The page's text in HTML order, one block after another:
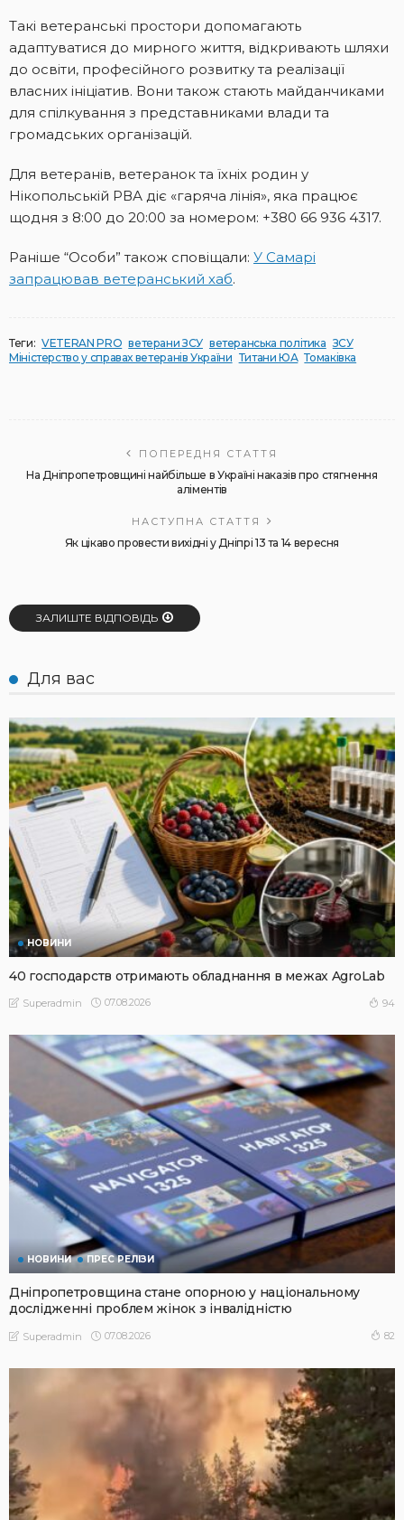
Такі ветеранські простори допомагають
адаптуватися до мирного життя, відкривають шляхи
до освіти, професійного розвитку та реалізації
власних ініціатив. Вони також стають майданчиками
для спілкування з представниками влади та
громадських організацій.
Для ветеранів, ветеранок та їхніх родин у
Нікопольській РВА діє «гаряча лінія», яка працює
щодня з 8:00 до 20:00 за номером: +380 66 936 4317.
Раніше “Особи” також сповіщали: У Самарі
запрацював ветеранський хаб.
Теги: VETERAN PRO ветерани ЗСУ ветеранська політика ЗСУ
Міністерство у справах ветеранів України Титани ЮА Томаківка
ПОПЕРЕДНЯ СТАТТЯ
На Дніпропетровщині найбільше в Україні наказів про стягнення
аліментів
НАСТУПНА СТАТТЯ
Як цікаво провести вихідні у Дніпрі 13 та 14 вересня
ЗАЛИШТЕ ВІДПОВІДЬ
Для вас
НОВИНИ
40 господарств отримають обладнання в межах AgroLab
Superadmin 07.08.2026 94
НОВИНИ ПРЕС РЕЛІЗИ
Дніпропетровщина стане опорною у національному
дослідженні проблем жінок з інвалідністю
Superadmin 07.08.2026 82